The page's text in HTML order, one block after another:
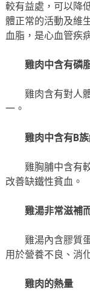
較有益處，可以降
體正常的活動及維
血脂，是心血管疾
雞肉中含有磷
雞肉含有對人
一。
雞肉中含有B
雞胸脯中含有
改善缺鐵性貧血。
雞湯非常滋補
雞湯內含膠質
用於營養不良、消
雞肉的熱量